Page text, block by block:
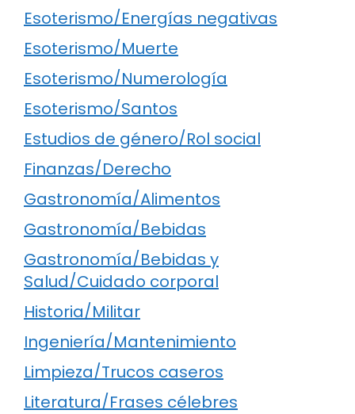
Esoterismo/Energías negativas
Esoterismo/Muerte
Esoterismo/Numerología
Esoterismo/Santos
Estudios de género/Rol social
Finanzas/Derecho
Gastronomía/Alimentos
Gastronomía/Bebidas
Gastronomía/Bebidas y
Salud/Cuidado corporal
Historia/Militar
Ingeniería/Mantenimiento
Limpieza/Trucos caseros
Literatura/Frases célebres